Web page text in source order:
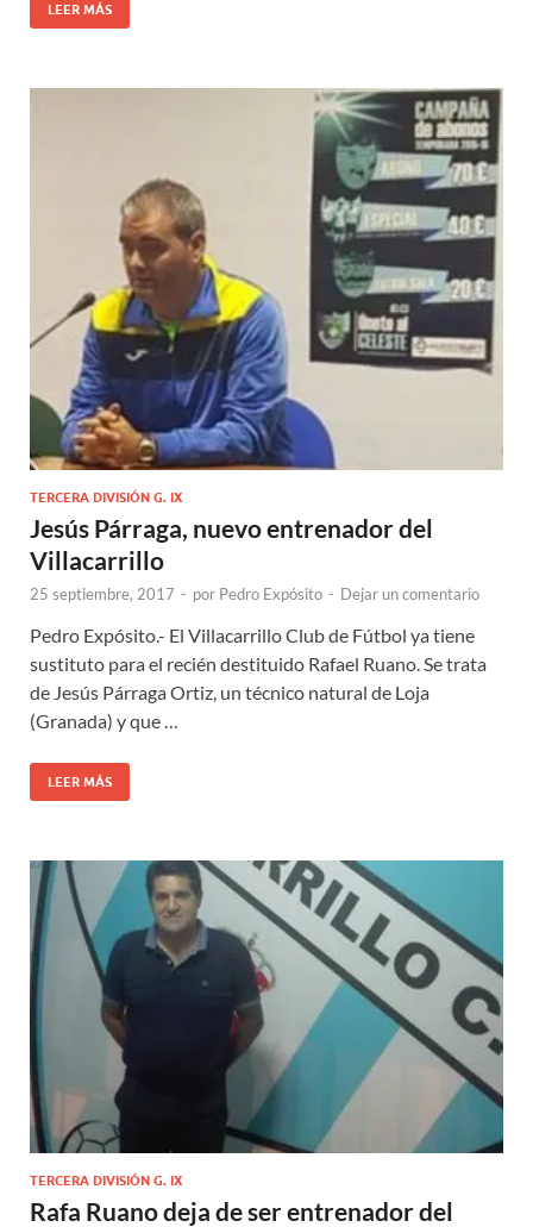
LEER MÁS
TERCERA DIVISIÓN G. IX
Jesús Párraga, nuevo entrenador del
Villacarrillo
25 septiembre, 2017 - por Pedro Expósito - Dejar un comentario
Pedro Expósito.- El Villacarrillo Club de Fútbol ya tiene
sustituto para el recién destituido Rafael Ruano. Se trata
de Jesús Párraga Ortiz, un técnico natural de Loja
(Granada) y que …
LEER MÁS
TERCERA DIVISIÓN G. IX
Rafa Ruano deja de ser entrenador del